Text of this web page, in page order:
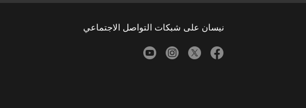
نيسان على شبكات التواصل الاجتماعي
facebook
twitter
instagram